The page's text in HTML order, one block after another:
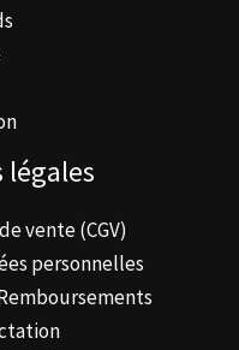
vente (CGV)
personnelles